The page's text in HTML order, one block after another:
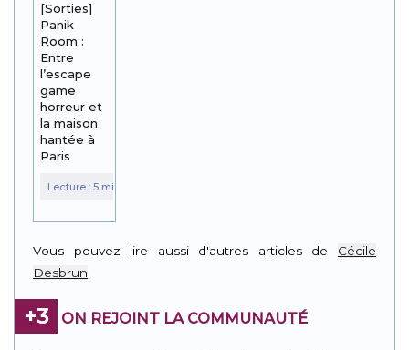
[Sorties]
Panik
Room :
Entre
l’escape
game
horreur et
la maison
hantée à
Paris
Vous pouvez lire aussi d'autres articles de Cécile
Desbrun
+3 ON REJOINT LA COMMUNAUTÉ